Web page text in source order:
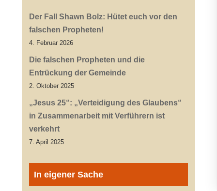
Der Fall Shawn Bolz: Hütet euch vor den
falschen Propheten!
4. Februar 2026
Die falschen Propheten und die
Entrückung der Gemeinde
2. Oktober 2025
„Jesus 25“: „Verteidigung des Glaubens“
in Zusammenarbeit mit Verführern ist
verkehrt
7. April 2025
In eigener Sache